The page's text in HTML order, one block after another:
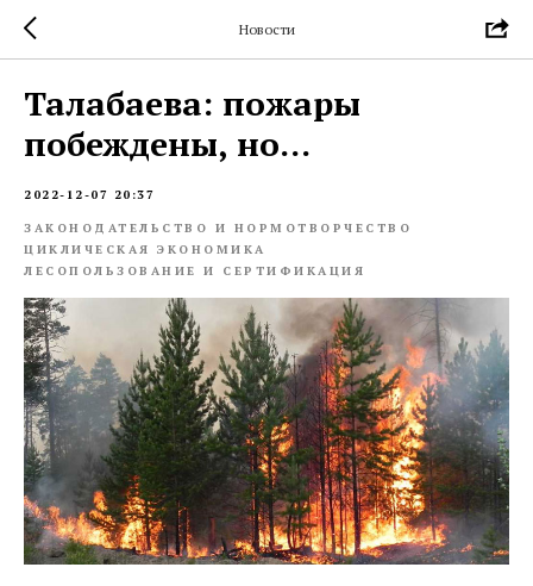
Новости
Талабаева: пожары
побеждены, но…
2022-12-07 20:37
ЗАКОНОДАТЕЛЬСТВО И НОРМОТВОРЧЕСТВО
ЦИКЛИЧЕСКАЯ ЭКОНОМИКА
ЛЕСОПОЛЬЗОВАНИЕ И СЕРТИФИКАЦИЯ